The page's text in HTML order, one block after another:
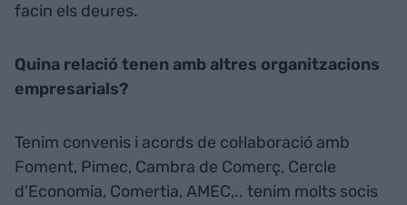
facin els deures.
Quina relació tenen amb altres organitzacions
empresarials?
Tenim convenis i acords de col·laboració amb
Foment, Pimec, Cambra de Comerç, Cercle
d'Economia, Comertia, AMEC,.. tenim molts socis